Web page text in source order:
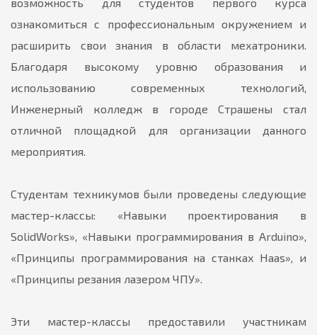
ознакомиться с профессиональным окружением и
расширить свои знания в области мехатроники.
Благодаря высокому уровню образования и
использованию современных технологий,
Инженерный колледж в городе Страшены стал
отличной площадкой для организации данного
мероприятия.
Студентам техникумов были проведены следующие
мастер-классы: «Навыки проектирования в
SolidWorks», «Навыки программирования в Arduino»,
«Принципы программирования на станках Haas», и
«Принципы резания лазером ЧПУ».
Эти мастер-классы предоставили участникам